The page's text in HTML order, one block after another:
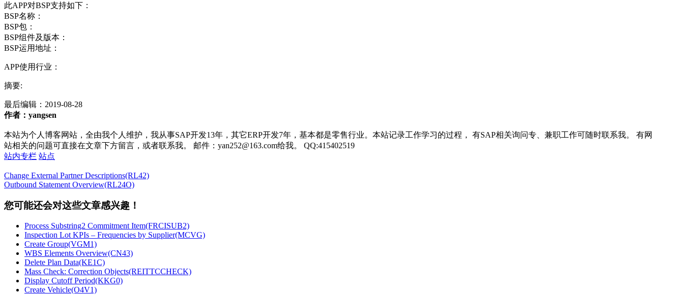
此APP对BSP支持如下：
BSP名称：
BSP包：
BSP组件及版本：
BSP运用地址：
APP使用行业：
摘要:
最后编辑： 2019-08-28
作者：yangsen
本站为个人博客网站，全由我个人维护，我从事SAP开发13年，其它ERP开发7年，基本都是零售行业。本站记录工作学习的过程， 有SAP相关询问专、兼职工作可随时联系我。 有网
站相关的问题可直接在文章下方留言，或者联系我。 邮件：yan252@163.com给我。 QQ:415402519
站内专栏 站点
Change External Partner Descriptions(RL42)
Outbound Statement Overview(RL24O)
您可能还会对这些文章感兴趣！
Process Substring2 Commitment Item(FRCISUB2)
Inspection Lot KPIs – Frequencies by Supplier(MCVG)
Create Group(VGM1)
WBS Elements Overview(CN43)
Delete Plan Data(KE1C)
Mass Check: Correction Objects(REITTCCHECK)
Display Cutoff Period(KKG0)
Create Vehicle(O4V1)